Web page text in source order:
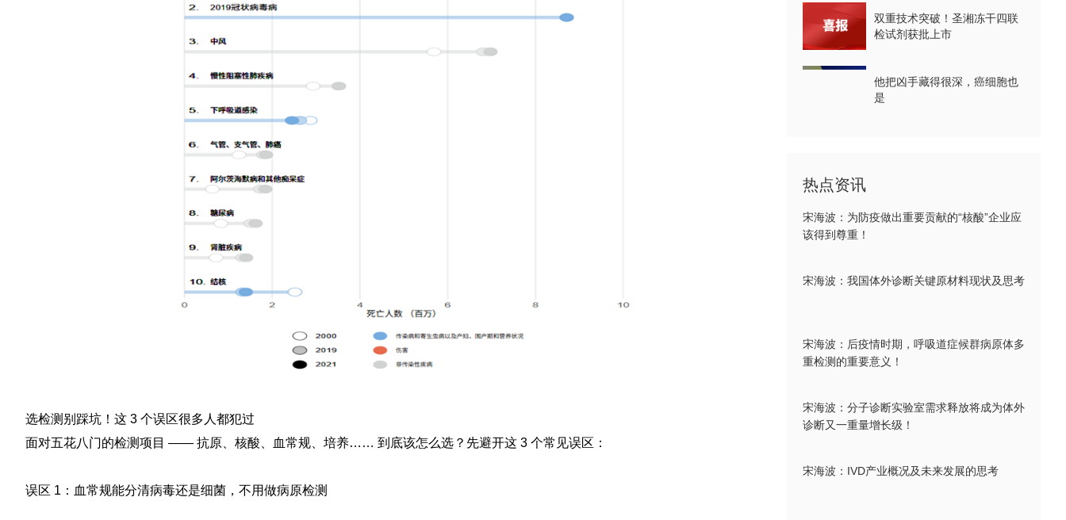
选检测别踩坑！这 3 个误区很多人都犯过
面对五花八门的检测项目 —— 抗原、核酸、血常规、培养…… 到底该怎么选？先避开这 3 个常见误区：
误区 1：血常规能分清病毒还是细菌，不用做病原检测
双重技术突破！圣湘冻干四联
检试剂获批上市
他把凶手藏得很深，癌细胞也
是
热点资讯
宋海波：为防疫做出重要贡献的“核酸”企业应
该得到尊重！
宋海波：我国体外诊断关键原材料现状及思考
宋海波：后疫情时期，呼吸道症候群病原体多
重检测的重要意义！
宋海波：分子诊断实验室需求释放将成为体外
诊断又一重量增长级！
宋海波：IVD产业概况及未来发展的思考